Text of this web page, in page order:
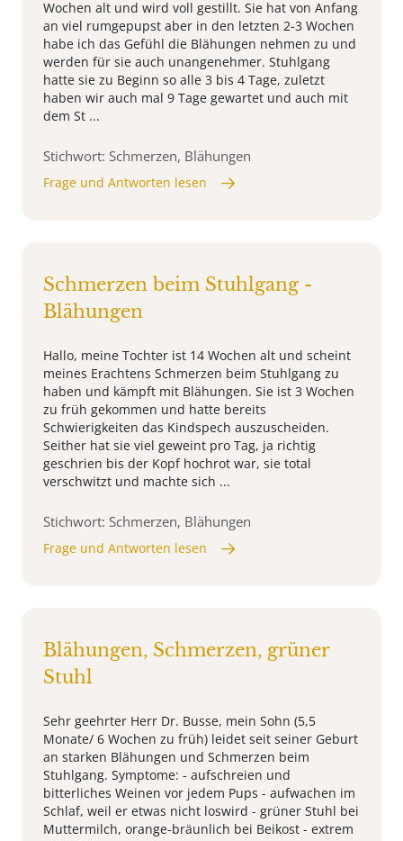
Wochen alt und wird voll gestillt. Sie hat von Anfang
an viel rumgepupst aber in den letzten 2-3 Wochen
habe ich das Gefühl die Blähungen nehmen zu und
werden für sie auch unangenehmer. Stuhlgang
hatte sie zu Beginn so alle 3 bis 4 Tage, zuletzt
haben wir auch mal 9 Tage gewartet und auch mit
dem St ...
Stichwort: Schmerzen, Blähungen
Frage und Antworten lesen
Schmerzen beim Stuhlgang -
Blähungen
Hallo, meine Tochter ist 14 Wochen alt und scheint
meines Erachtens Schmerzen beim Stuhlgang zu
haben und kämpft mit Blähungen. Sie ist 3 Wochen
zu früh gekommen und hatte bereits
Schwierigkeiten das Kindspech auszuscheiden.
Seither hat sie viel geweint pro Tag, ja richtig
geschrien bis der Kopf hochrot war, sie total
verschwitzt und machte sich ...
Stichwort: Schmerzen, Blähungen
Frage und Antworten lesen
Blähungen, Schmerzen, grüner
Stuhl
Sehr geehrter Herr Dr. Busse, mein Sohn (5,5
Monate/ 6 Wochen zu früh) leidet seit seiner Geburt
an starken Blähungen und Schmerzen beim
Stuhlgang. Symptome: - aufschreien und
bitterliches Weinen vor jedem Pups - aufwachen im
Schlaf, weil er etwas nicht loswird - grüner Stuhl bei
Muttermilch, orange-bräunlich bei Beikost - extrem